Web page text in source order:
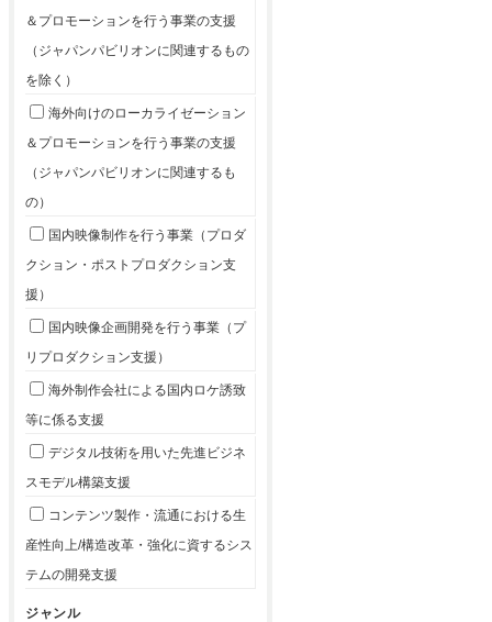
＆プロモーションを行う事業の支援
（ジャパンパビリオンに関連するもの
を除く）
海外向けのローカライゼーション
＆プロモーションを行う事業の支援
（ジャパンパビリオンに関連するも
の）
国内映像制作を行う事業（プロダ
クション・ポストプロダクション支
援）
国内映像企画開発を行う事業（プ
リプロダクション支援）
海外制作会社による国内ロケ誘致
等に係る支援
デジタル技術を用いた先進ビジネ
スモデル構築支援
コンテンツ製作・流通における生
産性向上/構造改革・強化に資するシス
テムの開発支援
ジャンル